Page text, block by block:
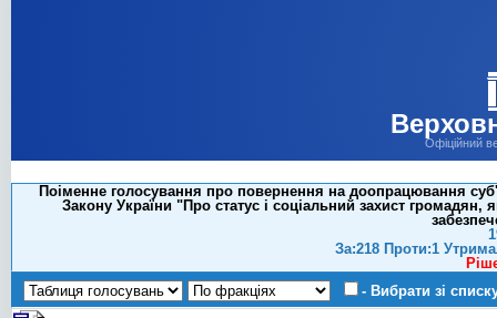
Офіційний
Поіменне голосування про повернення на доопрацювання
Закону України "Про статус і соціальний захист
За:218 Проти:1
- Вибрати зі